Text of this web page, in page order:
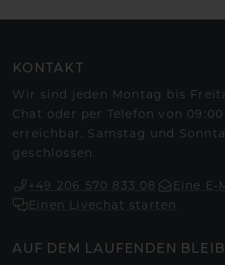
KONTAKT
Wir sind jeden Montag bis
Chat oder per Telefon von 09:00
erreichbar. Samstag und
geschlossen.
+49 206 570 833 08
Eine E-
Einen Livechat starten
AUF DEM LAUFENDEN